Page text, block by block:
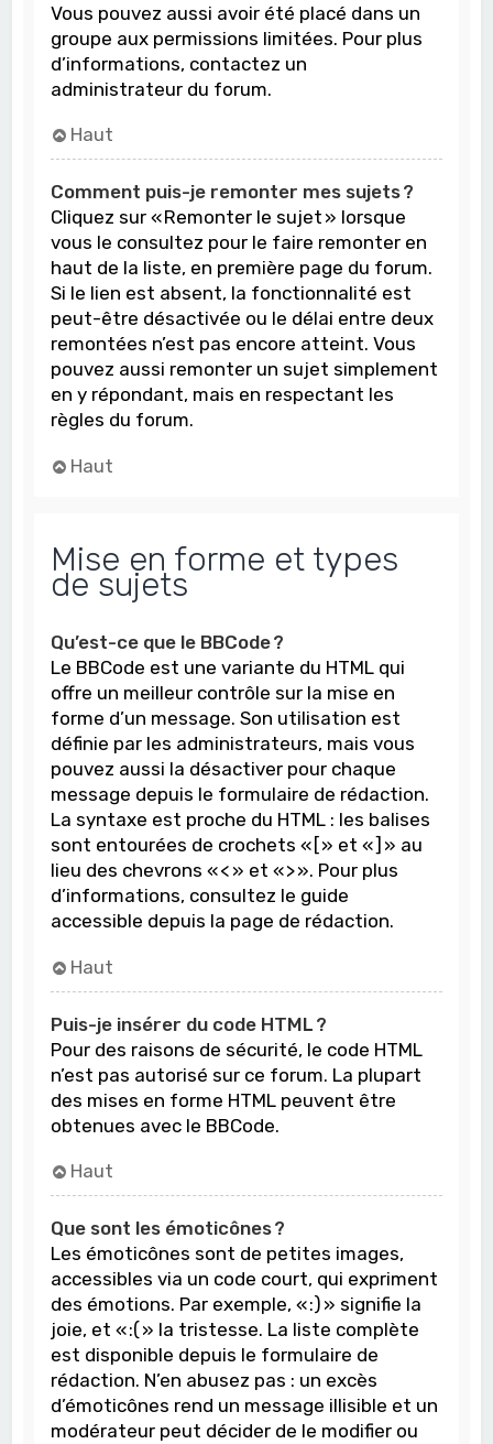
Vous pouvez aussi avoir été placé dans un
groupe aux permissions limitées. Pour plus
d’informations, contactez un
administrateur du forum.
Haut
Comment puis-je remonter mes sujets ?
Cliquez sur « Remonter le sujet » lorsque
vous le consultez pour le faire remonter en
haut de la liste, en première page du forum.
Si le lien est absent, la fonctionnalité est
peut-être désactivée ou le délai entre deux
remontées n’est pas encore atteint. Vous
pouvez aussi remonter un sujet simplement
en y répondant, mais en respectant les
règles du forum.
Haut
Mise en forme et types
de sujets
Qu’est-ce que le BBCode ?
Le BBCode est une variante du HTML qui
offre un meilleur contrôle sur la mise en
forme d’un message. Son utilisation est
définie par les administrateurs, mais vous
pouvez aussi la désactiver pour chaque
message depuis le formulaire de rédaction.
La syntaxe est proche du HTML : les balises
sont entourées de crochets « [ » et « ] » au
lieu des chevrons « < » et « > ». Pour plus
d’informations, consultez le guide
accessible depuis la page de rédaction.
Haut
Puis-je insérer du code HTML ?
Pour des raisons de sécurité, le code HTML
n’est pas autorisé sur ce forum. La plupart
des mises en forme HTML peuvent être
obtenues avec le BBCode.
Haut
Que sont les émoticônes ?
Les émoticônes sont de petites images,
accessibles via un code court, qui expriment
des émotions. Par exemple, « :) » signifie la
joie, et « :( » la tristesse. La liste complète
est disponible depuis le formulaire de
rédaction. N’en abusez pas : un excès
d’émoticônes rend un message illisible et un
modérateur peut décider de le modifier ou